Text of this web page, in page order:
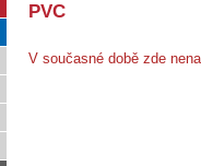
PVC
V současné době zde